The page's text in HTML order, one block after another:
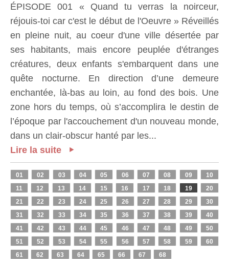
ÉPISODE 001 « Quand tu verras la noirceur,
réjouis-toi car c'est le début de l'Oeuvre » Réveillés
en pleine nuit, au coeur d'une ville désertée par
ses habitants, mais encore peuplée d'étranges
créatures, deux enfants s'embarquent dans une
quête nocturne. En direction d’une demeure
enchantée, là-bas au loin, au fond des bois. Une
zone hors du temps, où s’accomplira le destin de
l’époque par l'accouchement d'un nouveau monde,
dans un clair-obscur hanté par les...
Lire la suite
01 02 03 04 05 06 07 08 09
10
11
12 13 14 15 16 17 18 19
20
21
22 23 24 25 26 27 28 29
30
31
32 33 34 35 36 37 38 39
40
41
42 43 44 45 46 47 48 49
50
51
52 53 54 55 56 57 58 59
60
61
62 63 64 65 66 67 68